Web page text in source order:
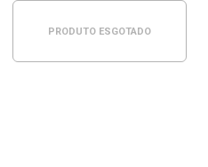
PRODUTO ESGOTADO